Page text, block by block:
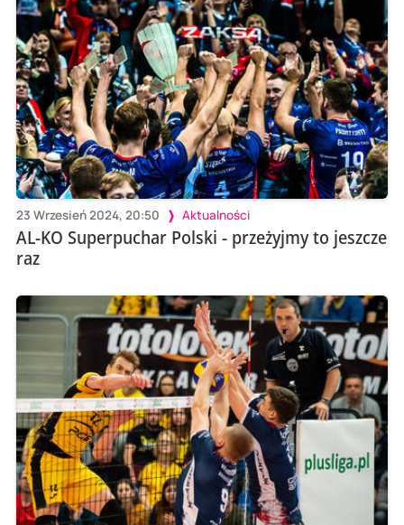
23 Wrzesień 2024, 20:50 Aktualności
AL-KO Superpuchar Polski - przeżyjmy to jeszcze
raz